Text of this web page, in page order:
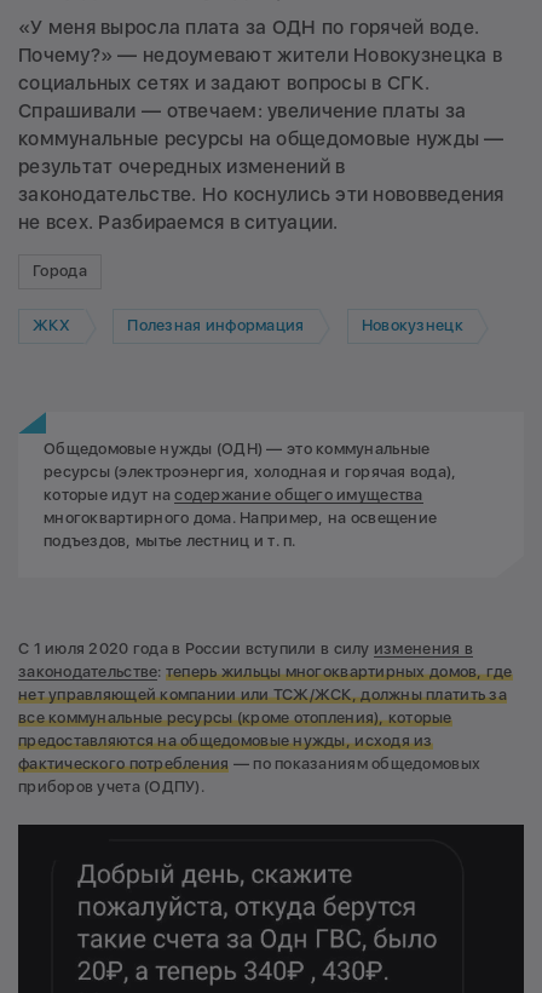
«У меня выросла плата за ОДН по горячей воде.
Почему?» — недоумевают жители Новокузнецка в
социальных сетях и задают вопросы в СГК.
Спрашивали — отвечаем: увеличение платы за
коммунальные ресурсы на общедомовые нужды —
результат очередных изменений в
законодательстве. Но коснулись эти нововведения
не всех. Разбираемся в ситуации.
Города
ЖКХ Полезная информация Новокузнецк
Общедомовые нужды (ОДН) — это коммунальные
ресурсы (электроэнергия, холодная и горячая вода),
которые идут насодержание общего имущества
многоквартирного дома. Например, на освещение
подъездов, мытье лестниц и т. п.
С 1 июля 2020 года в России вступили в силу изменения в
законодательстве: теперь жильцы многоквартирных домов, где
нет управляющей компании или ТСЖ/ЖСК,должны платить за
все коммунальные ресурсы (кроме отопления), которые
предоставляются на общедомовые нужды,исходя из
фактического потребления — по показаниям общедомовых
приборов учета (ОДПУ).